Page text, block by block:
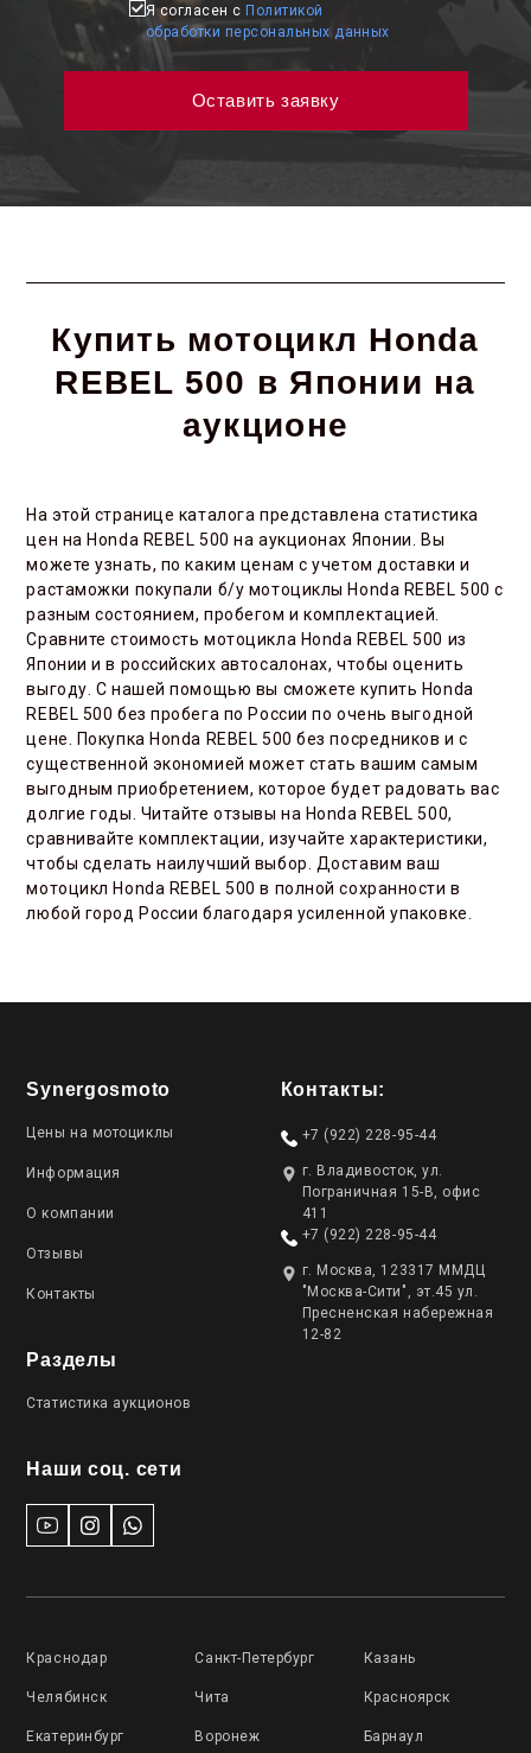
Я согласен с Политикой
обработки персональных данных
Купить мотоцикл Honda
REBEL 500 в Японии на
аукционе
На этой странице каталога представлена статистика
цен на Honda REBEL 500 на аукционах Японии. Вы
можете узнать, по каким ценам с учетом доставки и
растаможки покупали б/у мотоциклы Honda REBEL 500 с
разным состоянием, пробегом и комплектацией.
Сравните стоимость мотоцикла Honda REBEL 500 из
Японии и в российских автосалонах, чтобы оценить
выгоду. С нашей помощью вы сможете купить Honda
REBEL 500 без пробега по России по очень выгодной
цене. Покупка Honda REBEL 500 без посредников и с
существенной экономией может стать вашим самым
выгодным приобретением, которое будет радовать вас
долгие годы. Читайте отзывы на Honda REBEL 500,
сравнивайте комплектации, изучайте характеристики,
чтобы сделать наилучший выбор. Доставим ваш
мотоцикл Honda REBEL 500 в полной сохранности в
любой город России благодаря усиленной упаковке.
Synergosmoto
Цены на мотоциклы
Информация
О компании
Отзывы
Контакты
Разделы
Статистика аукционов
Наши соц. сети
Контакты:
+7 (922) 228-95-44
г. Владивосток, ул.
Пограничная 15-В, офис
411
+7 (922) 228-95-44
г. Москва, 123317 ММДЦ
"Москва-Сити", эт.45 ул.
Пресненская набережная
12-82
Краснодар Санкт-Петербург Казань
Челябинск Чита Красноярск
Екатеринбург Воронеж Барнаул